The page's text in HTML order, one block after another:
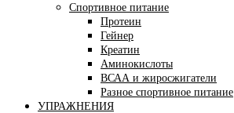
Спортивное питание
Протеин
Гейнер
Креатин
Аминокислоты
ВСАА и жиросжигатели
Разное спортивное питание
УПРАЖНЕНИЯ